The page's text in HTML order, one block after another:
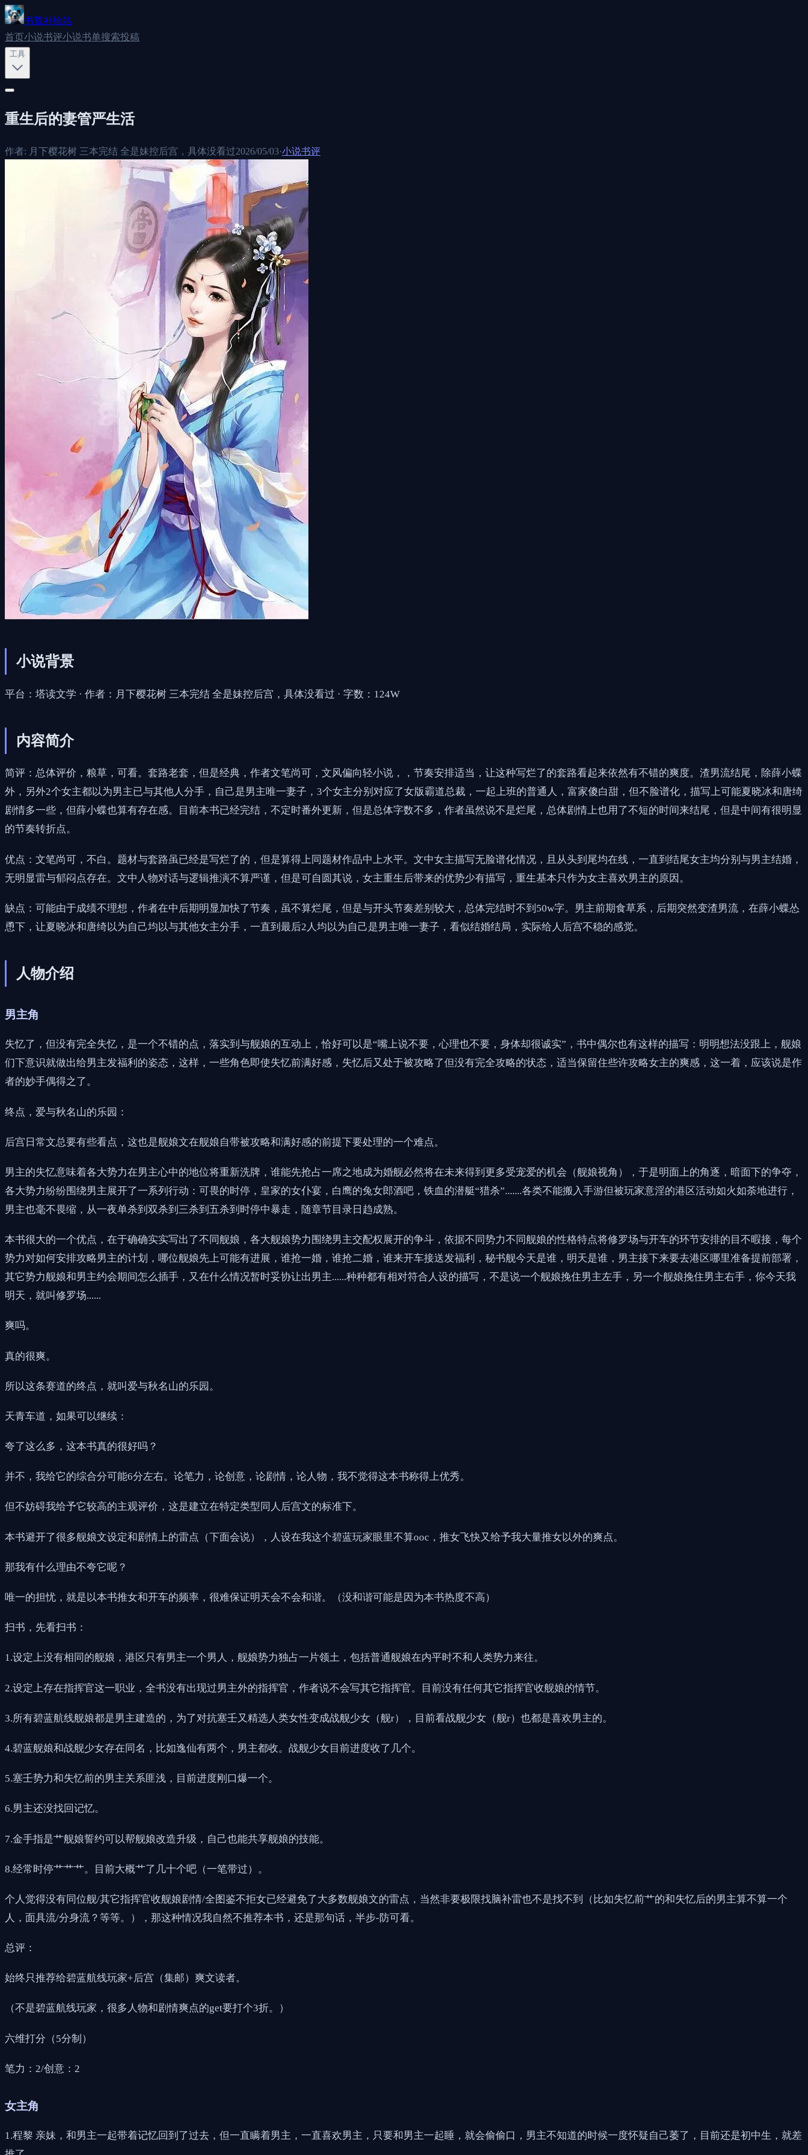
书荒补给站
首页小说书评小说书单搜索投稿
工具
重生后的妻管严生活
作者: 月下樱花树 三本完结 全是妹控后宫，具体没看过2026/05/03·小说书评
小说背景
平台：塔读文学 · 作者：月下樱花树 三本完结 全是妹控后宫，具体没看过 · 字数：124W
内容简介
简评：总体评价，粮草，可看。套路老套，但是经典，作者文笔尚可，文风偏向轻小说，，节奏安排适当，让这种写烂了的套路看起来依然有不错的爽度。渣男流结尾，除薛小蝶
外，另外2个女主都以为男主已与其他人分手，自己是男主唯一妻子，3个女主分别对应了女版霸道总裁，一起上班的普通人，富家傻白甜，但不脸谱化，描写上可能夏晓冰和唐绮
剧情多一些，但薛小蝶也算有存在感。目前本书已经完结，不定时番外更新，但是总体字数不多，作者虽然说不是烂尾，总体剧情上也用了不短的时间来结尾，但是中间有很明显
的节奏转折点。
优点：文笔尚可，不白。题材与套路虽已经是写烂了的，但是算得上同题材作品中上水平。文中女主描写无脸谱化情况，且从头到尾均在线，一直到结尾女主均分别与男主结婚，
无明显雷与郁闷点存在。文中人物对话与逻辑推演不算严谨，但是可自圆其说，女主重生后带来的优势少有描写，重生基本只作为女主喜欢男主的原因。
缺点：可能由于成绩不理想，作者在中后期明显加快了节奏，虽不算烂尾，但是与开头节奏差别较大，总体完结时不到50w字。男主前期食草系，后期突然变渣男流，在薛小蝶怂
恿下，让夏晓冰和唐绮以为自己均以与其他女主分手，一直到最后2人均以为自己是男主唯一妻子，看似结婚结局，实际给人后宫不稳的感觉。
人物介绍
男主角
失忆了，但没有完全失忆，是一个不错的点，落实到与舰娘的互动上，恰好可以是“嘴上说不要，心理也不要，身体却很诚实”，书中偶尔也有这样的描写：明明想法没跟上，舰娘
们下意识就做出给男主发福利的姿态，这样，一些角色即使失忆前满好感，失忆后又处于被攻略了但没有完全攻略的状态，适当保留住些许攻略女主的爽感，这一着，应该说是作
者的妙手偶得之了。
终点，爱与秋名山的乐园：
后宫日常文总要有些看点，这也是舰娘文在舰娘自带被攻略和满好感的前提下要处理的一个难点。
男主的失忆意味着各大势力在男主心中的地位将重新洗牌，谁能先抢占一席之地成为婚舰必然将在未来得到更多受宠爱的机会（舰娘视角），于是明面上的角逐，暗面下的争夺，
各大势力纷纷围绕男主展开了一系列行动：可畏的时停，皇家的女仆宴，白鹰的兔女郎酒吧，铁血的潜艇“猎杀”.......各类不能搬入手游但被玩家意淫的港区活动如火如荼地进行，
男主也毫不畏缩，从一夜单杀到双杀到三杀到五杀到时停中暴走，随章节目录日趋成熟。
本书很大的一个优点，在于确确实实写出了不同舰娘，各大舰娘势力围绕男主交配权展开的争斗，依据不同势力不同舰娘的性格特点将修罗场与开车的环节安排的目不暇接，每个
势力对如何安排攻略男主的计划，哪位舰娘先上可能有进展，谁抢一婚，谁抢二婚，谁来开车接送发福利，秘书舰今天是谁，明天是谁，男主接下来要去港区哪里准备提前部署，
其它势力舰娘和男主约会期间怎么插手，又在什么情况暂时妥协让出男主......种种都有相对符合人设的描写，不是说一个舰娘挽住男主左手，另一个舰娘挽住男主右手，你今天我
明天，就叫修罗场......
爽吗。
真的很爽。
所以这条赛道的终点，就叫爱与秋名山的乐园。
天青车道，如果可以继续：
夸了这么多，这本书真的很好吗？
并不，我给它的综合分可能6分左右。论笔力，论创意，论剧情，论人物，我不觉得这本书称得上优秀。
但不妨碍我给予它较高的主观评价，这是建立在特定类型同人后宫文的标准下。
本书避开了很多舰娘文设定和剧情上的雷点（下面会说），人设在我这个碧蓝玩家眼里不算ooc，推女飞快又给予我大量推女以外的爽点。
那我有什么理由不夸它呢？
唯一的担忧，就是以本书推女和开车的频率，很难保证明天会不会和谐。（没和谐可能是因为本书热度不高）
扫书，先看扫书：
1.设定上没有相同的舰娘，港区只有男主一个男人，舰娘势力独占一片领土，包括普通舰娘在内平时不和人类势力来往。
2.设定上存在指挥官这一职业，全书没有出现过男主外的指挥官，作者说不会写其它指挥官。目前没有任何其它指挥官收舰娘的情节。
3.所有碧蓝航线舰娘都是男主建造的，为了对抗塞壬又精选人类女性变成战舰少女（舰r），目前看战舰少女（舰r）也都是喜欢男主的。
4.碧蓝舰娘和战舰少女存在同名，比如逸仙有两个，男主都收。战舰少女目前进度收了几个。
5.塞壬势力和失忆前的男主关系匪浅，目前进度刚口爆一个。
6.男主还没找回记忆。
7.金手指是艹舰娘誓约可以帮舰娘改造升级，自己也能共享舰娘的技能。
8.经常时停艹艹艹。目前大概艹了几十个吧（一笔带过）。
个人觉得没有同位舰/其它指挥官收舰娘剧情/全图鉴不拒女已经避免了大多数舰娘文的雷点，当然非要极限找脑补雷也不是找不到（比如失忆前艹的和失忆后的男主算不算一个
人，面具流/分身流？等等。），那这种情况我自然不推荐本书，还是那句话，半步-防可看。
总评：
始终只推荐给碧蓝航线玩家+后宫（集邮）爽文读者。
（不是碧蓝航线玩家，很多人物和剧情爽点的get要打个3折。）
六维打分（5分制）
笔力：2/创意：2
女主角
1.程黎 亲妹，和男主一起带着记忆回到了过去，但一直瞒着男主，一直喜欢男主，只要和男主一起睡，就会偷偷口，男主不知道的时候一度怀疑自己萎了，目前还是初中生，就差